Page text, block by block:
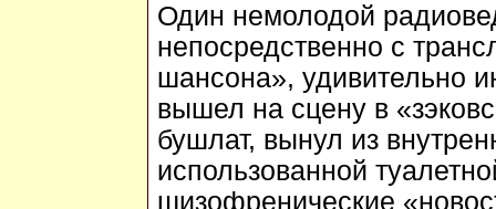
Один немолодой
непосредственно с
шансона», удивительно
вышел на сцену в
бушлат, вынул из
использованной
шизофренические